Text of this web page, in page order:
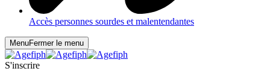
Accès personnes sourdes et malentendantes
MenuFermer le menu
S'inscrire